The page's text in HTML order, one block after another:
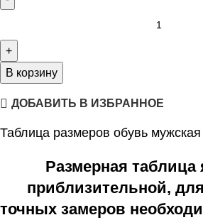
В корзину
ДОБАВИТЬ В ИЗБРАННОЕ
Таблица размеров обувь
Размерная таблица
приблизительной,
точных замеров